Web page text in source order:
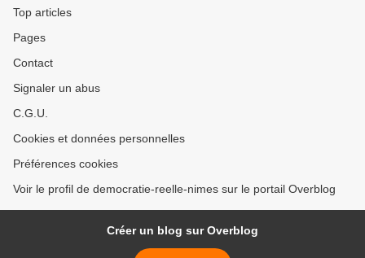
Top articles
Pages
Contact
Signaler un abus
C.G.U.
Cookies et données personnelles
Préférences cookies
Voir le profil de democratie-reelle-nimes sur le portail Overblog
Créer un blog sur Overblog